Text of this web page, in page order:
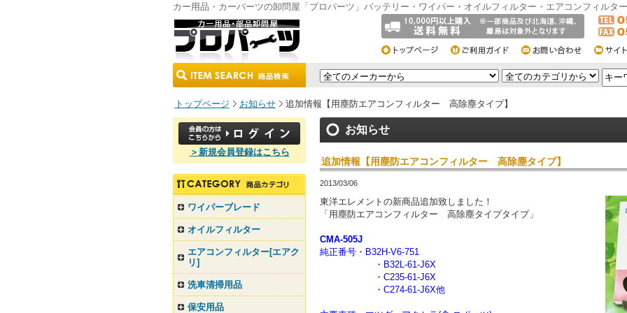
カー用品・カーパーツの卸問屋「プロパーツ」バッテリー・ワイパー・オイルフィルター・エアコンフィルター
トップページ お知らせ 追加情報【用塵防エアコンフィルター 高除塵タイプ】
お知らせ
追加情報【用塵防エアコンフィルター 高除塵タイプ】
2013/03/06
東洋エレメントの新商品追加致しました！
「用塵防エアコンフィルター 高除塵タイプタイプ」
CMA-505J
純正番号・B32H-V6-751
・B32L-61-J6X
・C235-61-J6X
・C274-61-J6X他
＞新規会員登録はこちら
ワイパーブレード
オイルフィルター
エアコンフィルター[エアク
リ]
洗車清掃用品
保安用品